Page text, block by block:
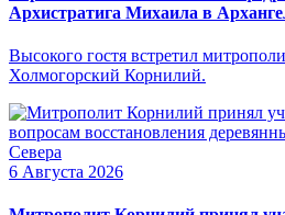
Архистратига Михаила в
Высокого гостя встретил
Холмогорский Корнилий.
6 Августа 2026